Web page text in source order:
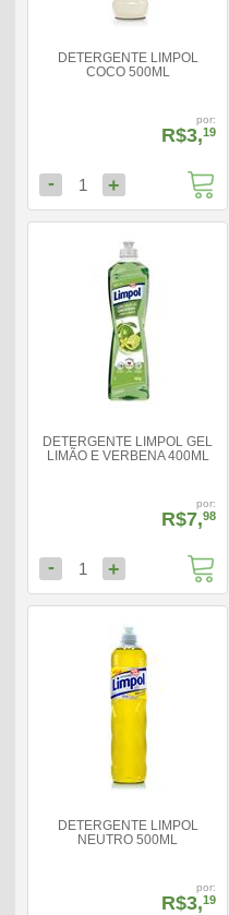
DETERGENTE LIMPOL
COCO 500ML
por:
R$3,19
- 1 +
DETERGENTE LIMPOL GEL
LIMÃO E VERBENA 400ML
por:
R$7,98
- 1 +
DETERGENTE LIMPOL
NEUTRO 500ML
por:
R$3,19